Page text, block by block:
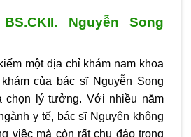
Nguyễn Song
một địa chỉ khám nam khoa
của bác sĩ Nguyễn Song
chọn lý tưởng. Với nhiều năm
y tế, bác sĩ Nguyên không
việc mà còn rất chu đáo trong